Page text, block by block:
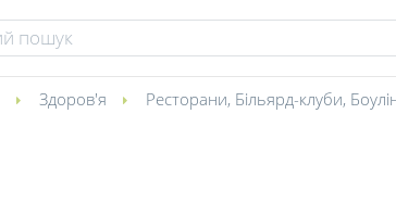
Здоров'я Ресторани, Більярд-клуби,